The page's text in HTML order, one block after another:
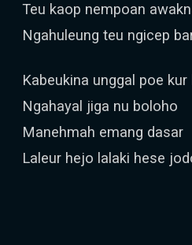
Teu kaop nempoan
Ngahuleung teu ngicep
Kabeukina unggal poe
Ngahayal jiga nu boloho
Manehmah emang dasar
Laleur hejo lalaki hese